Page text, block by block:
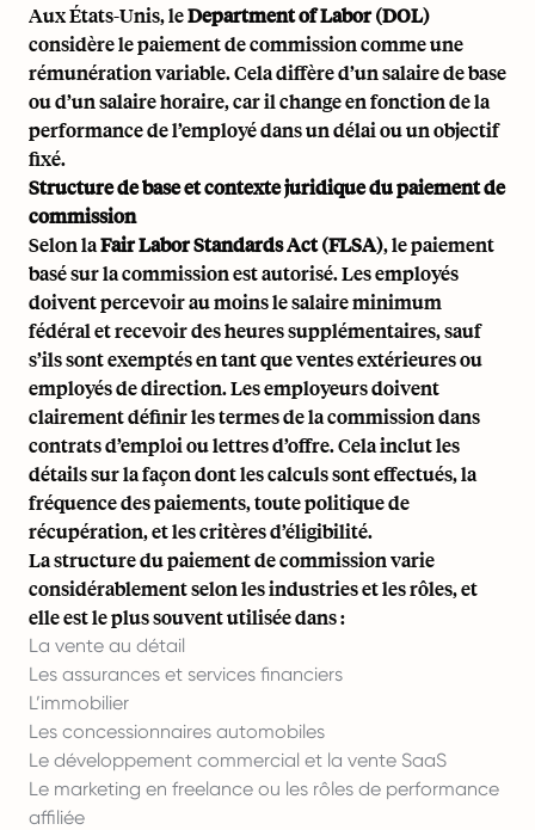
Aux États-Unis, leDepartment of Labor (DOL)
considère le paiement de commission comme une
rémunération variable. Cela diffère d’unsalaire de base
ou d’un salaire horaire, car il change en fonction de la
performance de l’employé dans un délai ou un objectif
fixé.
Structure de base et contexte juridique du paiement de
commission
Selon laFair Labor Standards Act (FLSA), le paiement
basé sur la commission est autorisé. Les employés
doivent percevoir au moins le salaire minimum
fédéral et recevoir des heures supplémentaires, sauf
s’ils sont exemptés en tant que ventes extérieures ou
employés de direction. Les employeurs doivent
clairement définir les termes de la commission dans
contrats d’emploioulettres d’offre. Cela inclut les
détails sur la façon dont les calculs sont effectués, la
fréquence des paiements, toute politique de
récupération, et les critères d’éligibilité.
La structure du paiement de commission varie
considérablement selon les industries et les rôles, et
elle est le plus souvent utilisée dans :
La vente au détail
Les assurances et services financiers
L’immobilier
Les concessionnaires automobiles
Le développement commercial et la vente SaaS
Le marketing en freelance ou les rôles de performance
affiliée